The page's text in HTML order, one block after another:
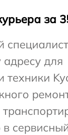
за
для
техники